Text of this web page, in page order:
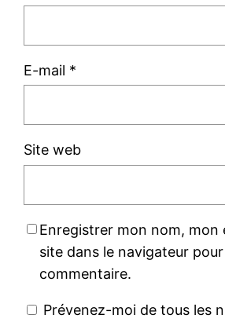
E-mail *
Site web
Enregistrer mon nom, mon
site dans le navigateur
commentaire.
Prévenez-moi de tous les